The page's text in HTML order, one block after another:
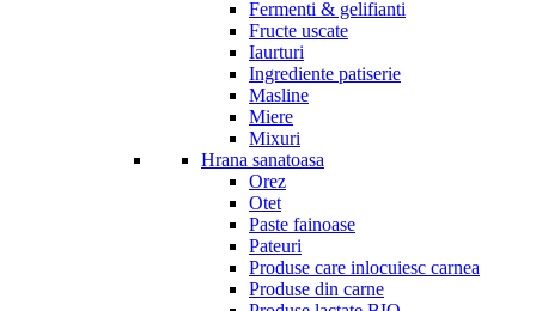
Fermenti & gelifianti
Fructe uscate
Iaurturi
Ingrediente patiserie
Masline
Miere
Mixuri
Hrana sanatoasa
Orez
Otet
Paste fainoase
Pateuri
Produse care inlocuiesc carnea
Produse din carne